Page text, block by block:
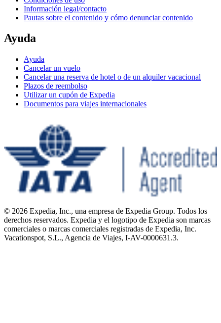
Información legal/contacto
Pautas sobre el contenido y cómo denunciar contenido
Ayuda
Ayuda
Cancelar un vuelo
Cancelar una reserva de hotel o de un alquiler vacacional
Plazos de reembolso
Utilizar un cupón de Expedia
Documentos para viajes internacionales
© 2026 Expedia, Inc., una empresa de Expedia Group. Todos los
derechos reservados. Expedia y el logotipo de Expedia son marcas
comerciales o marcas comerciales registradas de Expedia, Inc.
Vacationspot, S.L., Agencia de Viajes, I-AV-0000631.3.